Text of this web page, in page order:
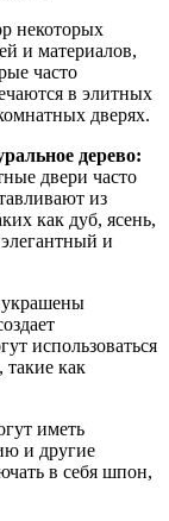
некоторых
и материалов,
часто
в элитных
дверях.
дерево:
двери часто
из
как дуб, ясень,
и
использоваться
такие как
иметь
и другие
в себя шпон,